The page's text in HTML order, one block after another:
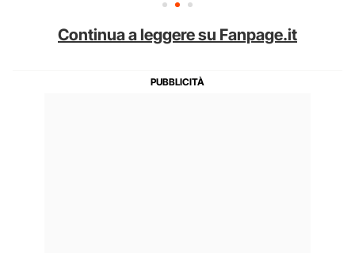
Continua a leggere su Fanpage.it